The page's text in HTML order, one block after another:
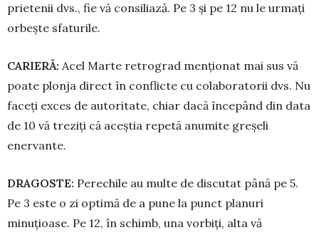
prietenii dvs., fie vă consiliază. Pe 3 și pe 12 nu le urmați
orbește sfaturile.
CARIERĂ: Acel Marte retrograd menționat mai sus vă
poate plonja direct în con­flic­te cu colaboratorii dvs. Nu
faceți exces de auto­ri­tate, chiar dacă începând din data
de 10 vă treziți că aceștia repetă anumite greșeli
enervante.
DRAGOSTE: Perechile au multe de discutat până pe 5.
Pe 3 este o zi optimă de a pune la punct planuri
minuțioase. Pe 12, în schimb, una vorbiți, alta vă